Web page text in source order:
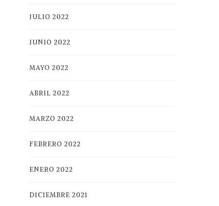
JULIO 2022
JUNIO 2022
MAYO 2022
ABRIL 2022
MARZO 2022
FEBRERO 2022
ENERO 2022
DICIEMBRE 2021